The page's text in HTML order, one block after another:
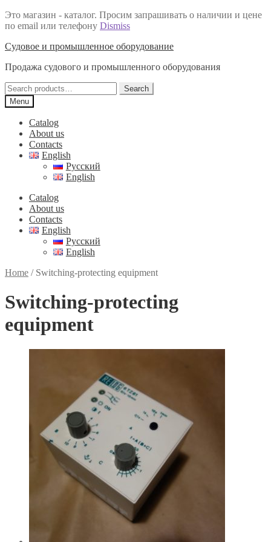
Это магазин - каталог. Просим запрашивать о наличии и цене
по email или телефону Dismiss
Skip
navigation
Skip
content
Судовое и промышленное оборудование
Продажа судового и промышленного оборудования
Search
for:
Search
Menu
Catalog
About us
Contacts
English
Русский
English
Catalog
About us
Contacts
English
Русский
English
Home / Switching-protecting equipment
Switching-protecting
equipment